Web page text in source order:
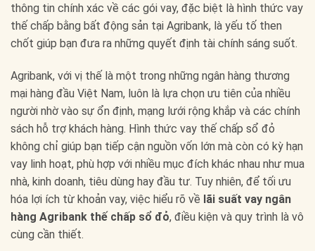
thông tin chính xác về các gói vay, đặc biệt là hình thức vay
thế chấp bằng bất động sản tại Agribank, là yếu tố then
chốt giúp bạn đưa ra những quyết định tài chính sáng suốt.
Agribank, với vị thế là một trong những ngân hàng thương
mại hàng đầu Việt Nam, luôn là lựa chọn ưu tiên của nhiều
người nhờ vào sự ổn định, mạng lưới rộng khắp và các chính
sách hỗ trợ khách hàng. Hình thức vay thế chấp sổ đỏ
không chỉ giúp bạn tiếp cận nguồn vốn lớn mà còn có kỳ hạn
vay linh hoạt, phù hợp với nhiều mục đích khác nhau như mua
nhà, kinh doanh, tiêu dùng hay đầu tư. Tuy nhiên, để tối ưu
hóa lợi ích từ khoản vay, việc hiểu rõ về lãi suất vay ngân
hàng Agribank thế chấp sổ đỏ, điều kiện và quy trình là vô
cùng cần thiết.